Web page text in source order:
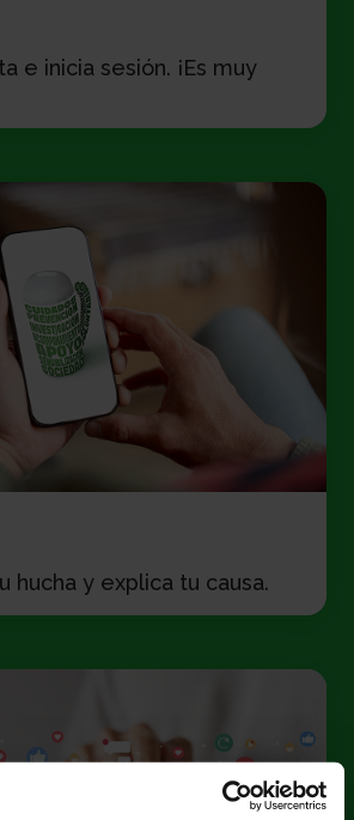
e inicia sesión. ¡Es muy
hucha y explica tu causa.